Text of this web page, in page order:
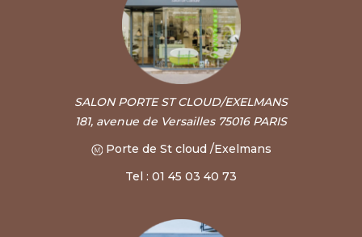
SALON PORTE ST CLOUD/EXELMANS
181, avenue de Versailles 75016 PARIS
Porte de St cloud /Exelmans
Tel : 01 45 03 40 73